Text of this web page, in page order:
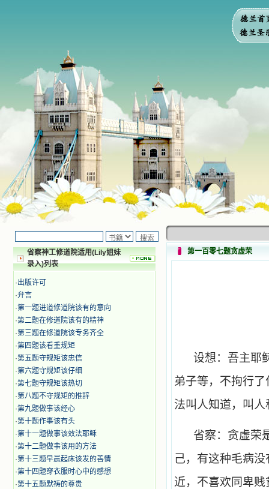
省察神工修道院适用(Lily姐妹
录入)列表
·出版许可
·弁言
·第一题进道修道院该有的意向
·第二题在修道院该有的精神
·第三题在修道院该专务齐全
·第四题该看重规矩
·第五题守规矩该忠信
·第六题守规矩该仔细
·第七题守规矩该热切
·第八题不守规矩的推辞
·第九题做事该经心
·第十题作事该有头
·第十一题做事该效法耶稣
·第十二题做事该用的方法
·第十三题早晨起床该发的善情
·第十四题穿衣服时心中的感想
·第十五题默祷的尊贵
第一百零七题贪虚荣
设想：吾主耶
弟子等，不拘行
法叫人知道，叫
省察：贪虚荣
己，有这种毛病
近，不喜欢同卑